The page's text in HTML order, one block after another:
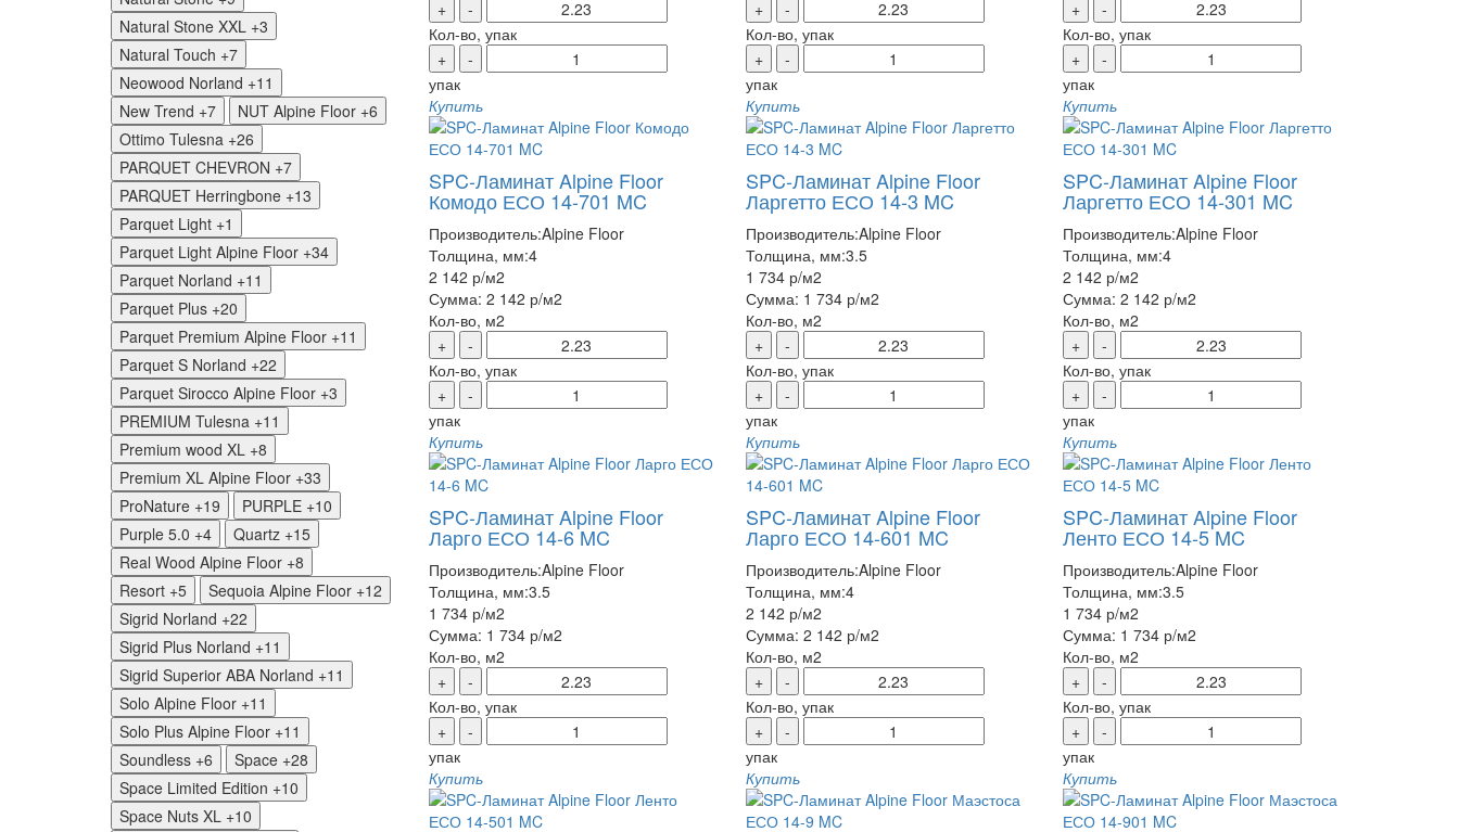
Natural Stone XXL +3
Natural Touch +7
Neowood Norland +11
New Trend +7 NUT Alpine Floor +6
Ottimo Tulesna +26
PARQUET CHEVRON +7
PARQUET Herringbone +13
Parquet Light +1
Parquet Light Alpine Floor +34
Parquet Norland +11
Parquet Plus +20
Parquet Premium Alpine Floor +11
Parquet S Norland +22
Parquet Sirocco Alpine Floor +3
PREMIUM Tulesna +11
Premium wood XL +8
Premium XL Alpine Floor +33
ProNature +19 PURPLE +10
Purple 5.0 +4 Quartz +15
Real Wood Alpine Floor +8
Resort +5 Sequoia Alpine Floor +12
Sigrid Norland +22
Sigrid Plus Norland +11
Sigrid Superior ABA Norland +11
Solo Alpine Floor +11
Solo Plus Alpine Floor +11
Soundless +6 Space +28
Space Limited Edition +10
Space Nuts XL +10
+
-
Кол-во, упак
+
-
упак
Купить
+
-
Кол-во, упак
+
-
упак
Купить
+
-
Кол-во, упак
+
-
упак
Купить
SPC-Ламинат Alpine Floor
Комодо ЕСО 14-701 MC
Производитель:Alpine Floor
Толщина, мм:4
2 142 р/м2
Сумма: 2 142 р/м2
Кол-во, м2
+
-
Кол-во, упак
+
-
упак
Купить
SPC-Ламинат Alpine Floor
Ларгетто ЕСО 14-3 MC
Производитель:Alpine Floor
Толщина, мм:3.5
1 734 р/м2
Сумма: 1 734 р/м2
Кол-во, м2
+
-
Кол-во, упак
+
-
упак
Купить
SPC-Ламинат Alpine Floor
Ларгетто ЕСО 14-301 MC
Производитель:Alpine Floor
Толщина, мм:4
2 142 р/м2
Сумма:2 142 р/м2
Кол-во, м2
+
-
Кол-во, упак
+
-
упак
Купить
SPC-Ламинат Alpine Floor
Ларго ЕСО 14-6 MC
Производитель:Alpine Floor
Толщина, мм:3.5
1 734 р/м2
Сумма: 1 734 р/м2
Кол-во, м2
+
-
Кол-во, упак
+
-
упак
Купить
SPC-Ламинат Alpine Floor
Ларго ЕСО 14-601 MC
Производитель:Alpine Floor
Толщина, мм:4
2 142 р/м2
Сумма: 2 142 р/м2
Кол-во, м2
+
-
Кол-во, упак
+
-
упак
Купить
SPC-Ламинат Alpine Floor
Ленто ЕСО 14-5 MC
Производитель:Alpine Floor
Толщина, мм:3.5
1 734 р/м2
Сумма: 1 734 р/м2
Кол-во, м2
+
-
Кол-во, упак
+
-
упак
Купить